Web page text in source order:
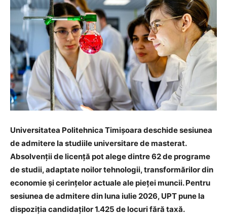
Universitatea Politehnica Timișoara deschide sesiunea
de admitere la studiile universitare de masterat.
Absolvenții de licență pot alege dintre 62 de programe
de studii, adaptate noilor tehnologii, transformărilor din
economie și cerințelor actuale ale pieței muncii. Pentru
sesiunea de admitere din luna iulie 2026, UPT pune la
dispoziția candidaților 1.425 de locuri fără taxă.